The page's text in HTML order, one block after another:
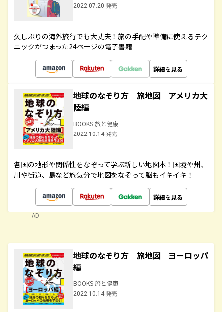
2022.07.20 発売
久しぶりの海外旅行でも大丈夫！旅の手配や準備に使えるテク
ニックがつまった24ページの電子書籍
詳細を見る
地球のなぞり方 旅地図 アメリカ大
陸編
BOOKS 旅と健康
2022.10.14 発売
各国の地形や関係性をなぞって学ぶ新しい地図本！国境や州、
川や街道、島など旅気分で地図をなぞって脳もイキイキ！
詳細を見る
AD
地球のなぞり方 旅地図 ヨーロッパ
編
BOOKS 旅と健康
2022.10.14 発売